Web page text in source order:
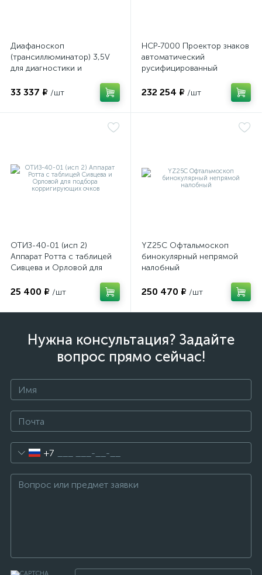
Диафаноскоп
(трансиллюминатор) 3,5V
для диагностики и
структур глазного яблока
33 337 ₽ /шт
НСР-7000 Проектор знаков
автоматический
русифицированный
232 254 ₽ /шт
ОТИЗ-40-01 (исп 2)
Аппарат Ротта с таблицей
Сивцева и Орловой для
очков
25 400 ₽ /шт
YZ25C Офтальмоскоп
бинокулярный непрямой
налобный
250 470 ₽ /шт
Нужна консультация? Задайте
вопрос прямо сейчас!
+7